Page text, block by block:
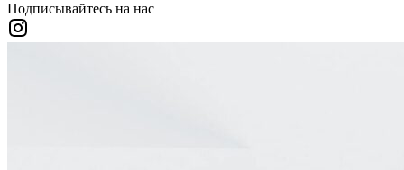
Подписывайтесь на нас